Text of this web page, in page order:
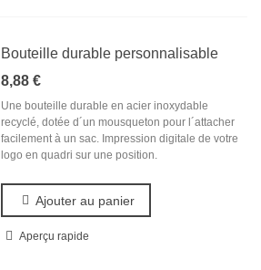
Bouteille durable personnalisable
8,88 €
Une bouteille durable en acier inoxydable
recyclé, dotée d´un mousqueton pour l´attacher
facilement à un sac. Impression digitale de votre
logo en quadri sur une position.
Ajouter au panier
Aperçu rapide